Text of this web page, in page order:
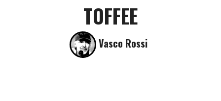
TOFFEE
Vasco Rossi